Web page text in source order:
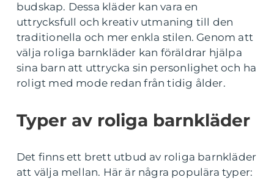
budskap. Dessa kläder kan vara en
uttrycksfull och kreativ utmaning till den
traditionella och mer enkla stilen. Genom att
välja roliga barnkläder kan föräldrar hjälpa
sina barn att uttrycka sin personlighet och ha
roligt med mode redan från tidig ålder.
Typer av roliga barnkläder
Det finns ett brett utbud av roliga barnkläder
att välja mellan. Här är några populära typer: